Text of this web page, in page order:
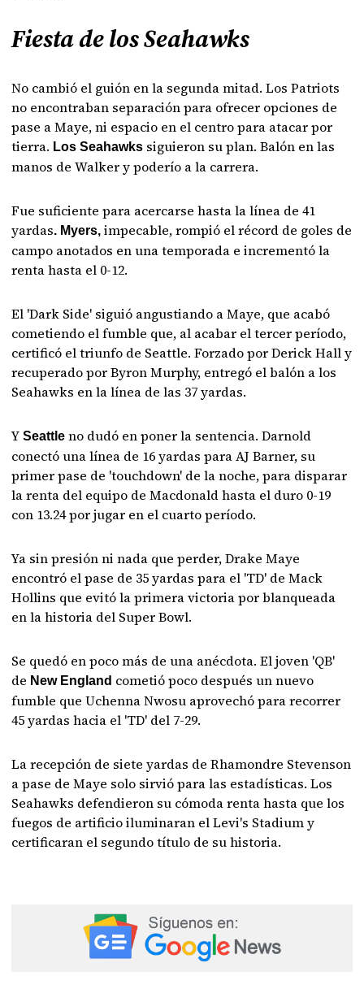
Fiesta de los Seahawks
No cambió el guión en la segunda mitad. Los Patriots
no encontraban separación para ofrecer opciones de
pase a Maye, ni espacio en el centro para atacar por
tierra. Los Seahawks siguieron su plan. Balón en las
manos de Walker y poderío a la carrera.
Fue suficiente para acercarse hasta la línea de 41
yardas. Myers, impecable, rompió el récord de goles de
campo anotados en una temporada e incrementó la
renta hasta el 0-12.
El 'Dark Side' siguió angustiando a Maye, que acabó
cometiendo el fumble que, al acabar el tercer período,
certificó el triunfo de Seattle. Forzado por Derick Hall y
recuperado por Byron Murphy, entregó el balón a los
Seahawks en la línea de las 37 yardas.
YSeattle no dudó en poner la sentencia. Darnold
conectó una línea de 16 yardas para AJ Barner, su
primer pase de 'touchdown' de la noche, para disparar
la renta del equipo de Macdonald hasta el duro 0-19
con 13.24 por jugar en el cuarto período.
Ya sin presión ni nada que perder, Drake Maye
encontró el pase de 35 yardas para el 'TD' de Mack
Hollins que evitó la primera victoria por blanqueada
en la historia del Super Bowl.
Se quedó en poco más de una anécdota. El joven 'QB'
de New England cometió poco después un nuevo
fumble que Uchenna Nwosu aprovechó para recorrer
45 yardas hacia el 'TD' del 7-29.
La recepción de siete yardas de Rhamondre Stevenson
a pase de Maye solo sirvió para las estadísticas. Los
Seahawks defendieron su cómoda renta hasta que los
fuegos de artificio iluminaran el Levi's Stadium y
certificaran el segundo título de su historia.